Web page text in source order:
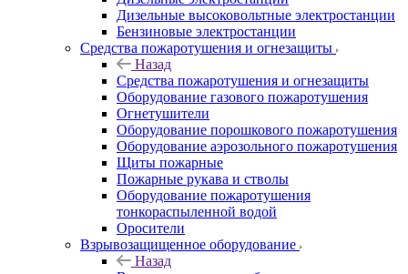
Дизельные высоковольтные электростанции
Бензиновые электростанции
Средства пожаротушения и огнезащиты
Назад
Средства пожаротушения и огнезащиты
Оборудование газового пожаротушения
Огнетушители
Оборудование порошкового пожаротушения
Оборудование аэрозольного пожаротушения
Щиты пожарные
Пожарные рукава и стволы
Оборудование пожаротушения
тонкораспыленной водой
Оросители
Взрывозащищенное оборудование
Назад